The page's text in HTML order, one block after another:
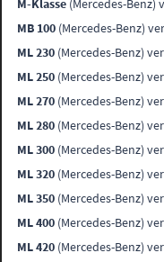
M-Klasse (Mercedes-Benz)
MB 100 (Mercedes-Benz)
ML 230 (Mercedes-Benz)
ML 250 (Mercedes-Benz)
ML 270 (Mercedes-Benz)
ML 280 (Mercedes-Benz)
ML 300 (Mercedes-Benz)
ML 320 (Mercedes-Benz)
ML 350 (Mercedes-Benz)
ML 400 (Mercedes-Benz)
ML 420 (Mercedes-Benz)